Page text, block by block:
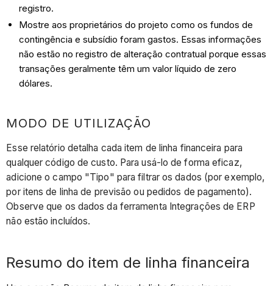
registro.
Mostre aos proprietários do projeto como os fundos de
contingência e subsídio foram gastos. Essas informações
não estão no registro de alteração contratual porque essas
transações geralmente têm um valor líquido de zero
dólares.
MODO DE UTILIZAÇÃO
Esse relatório detalha cada item de linha financeira para
qualquer código de custo. Para usá-lo de forma eficaz,
adicione o campo "Tipo" para filtrar os dados (por exemplo,
por itens de linha de previsão ou pedidos de pagamento).
Observe que os dados da ferramenta Integrações de ERP
não estão incluídos.
Resumo do item de linha financeira